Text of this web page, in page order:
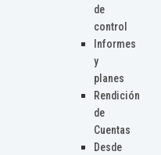
de
control
Informes
y
planes
Rendición
de
Cuentas
Desde